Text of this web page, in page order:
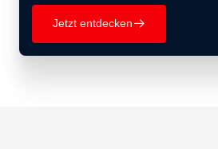
Jetzt entdecken􀄫